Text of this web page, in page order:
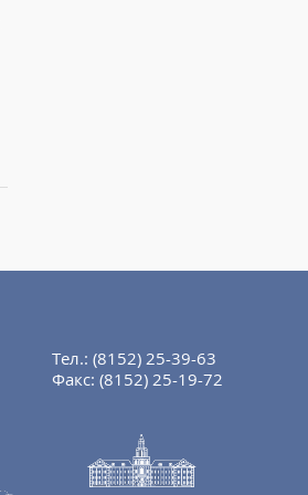
Тел.: (8152) 25-39-63
Факс: (8152) 25-19-72